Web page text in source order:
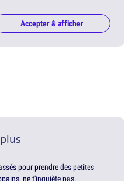
Accepter & afficher
pour prendre des petites
ne t'inquiète pas.